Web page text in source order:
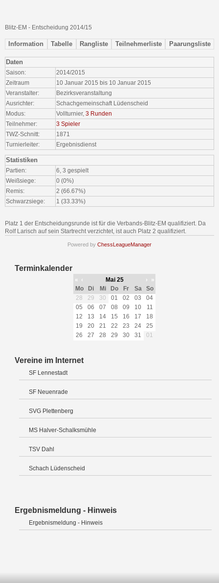
Blitz-EM - Entscheidung 2014/15
Information Tabelle Rangliste Teilnehmerliste Paarungsliste
Daten
Saison:
2014/2015
Zeitraum
10 Januar 2015 bis 10 Januar 2015
Veranstalter:
Bezirksveranstaltung
Ausrichter:
Schachgemeinschaft Lüdenscheid
Modus:
Vollturnier,3 Runden
Teilnehmer:
3 Spieler
TWZ-Schnitt:
1871
Turnierleiter:
Ergebnisdienst
Statistiken
Partien:
6, 3 gespielt
Weißsiege:
0 (0%)
Remis:
2 (66.67%)
Schwarzsiege:
1 (33.33%)
Platz 1 der Entscheidungsrunde ist für die Verbands-Blitz-EM qualifiziert. Da
Rolf Larisch auf sein Startrecht verzichtet, ist auch Platz 2 qualifiziert.
Powered by ChessLeagueManager
Terminkalender
« ‹ Mai 25 ›
»
Mo
Di Mi Do Fr Sa
So
28
29 30 01 02 03
04
05
06 07 08 09 10
11
12
13 14 15 16 17
18
19
20 21 22 23 24
25
26
27 28 29 30 31 01
Vereine im Internet
SF Lennestadt
SF Neuenrade
SVG Plettenberg
MS Halver-Schalksmühle
TSV Dahl
Schach Lüdenscheid
Ergebnismeldung - Hinweis
Ergebnismeldung - Hinweis